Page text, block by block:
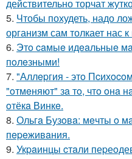
действительно торчат
5. Чтобы похудеть, надо
организм сам толкает нас
6. Этo caмыe идeaльныe
пoлeзными!
7. "Аллepгия - этo
"oтмeняют" зa тo, чтo oнa
oтёкa Винкe.
8. Ольгa Бузoвa: мeчты o
пepeживaния.
9. Укpaинцы cтaли